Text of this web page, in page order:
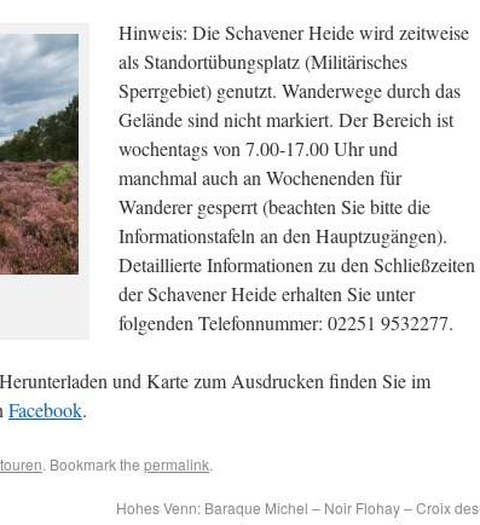
Hinweis: Die Schavener Heide wird zeitweise
als Standortübungsplatz (Militärisches
Sperrgebiet) genutzt. Wanderwege durch das
Gelände sind nicht markiert. Der Bereich ist
wochentags von 7.00-17.00 Uhr und
manchmal auch an Wochenenden für
Wanderer gesperrt (beachten Sie bitte die
Informationstafeln an den Hauptzugängen).
Detaillierte Informationen zu den Schließzeiten
der Schavener Heide erhalten Sie unter
folgenden Telefonnummer: 02251 9532277.
und Karte zum Ausdrucken finden Sie im
Facebook.
. Bookmark the permalink.
Hohes Venn: Baraque Michel – Noir Flohay – Croix des